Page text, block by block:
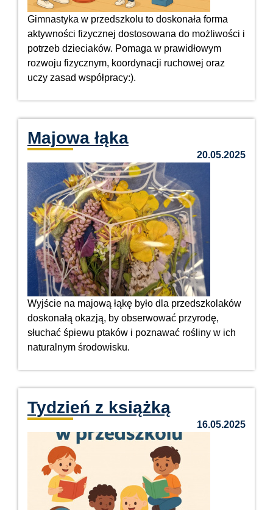
Gimnastyka w przedszkolu to doskonała forma
aktywności fizycznej dostosowana do możliwości i
potrzeb dzieciaków. Pomaga w prawidłowym
rozwoju fizycznym, koordynacji ruchowej oraz
uczy zasad współpracy:).
Majowa łąka
20.05.2025
Wyjście na majową łąkę było dla przedszkolaków
doskonałą okazją, by obserwować przyrodę,
słuchać śpiewu ptaków i poznawać rośliny w ich
naturalnym środowisku.
Tydzień z książką
16.05.2025